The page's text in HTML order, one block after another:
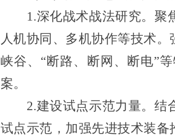
1.深化战术战法研究。聚
人机协同、多机协作等技术
峡谷、“断路、断网、断电”
案。
2.建设试点示范力量。结
试点示范，加强先进技术装